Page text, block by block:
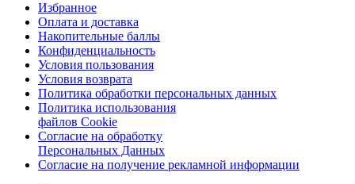
Избранное
Оплата и доставка
Накопительные баллы
Конфиденциальность
Условия пользования
Условия возврата
Политика обработки персональных данных
Политика использования
файлов Cookie
Согласие на обработку
Персональных Данных
Согласие на получение рекламной информации